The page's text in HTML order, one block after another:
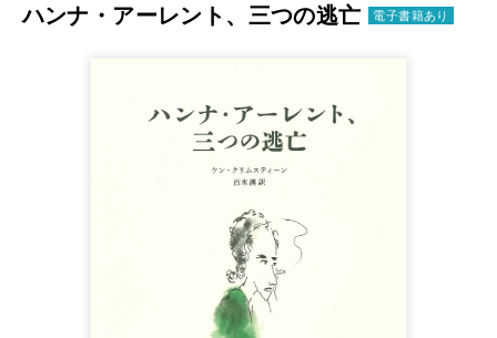
ハンナ・アーレント、三つの逃亡 電子書籍あり